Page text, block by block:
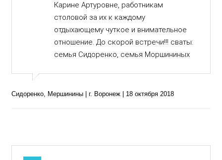
Карине Артуровне, работникам
столовой за их к каждому
отдыхающему чуткое и внимательное
отношение. До скорой встречи!!! сваты:
семья Сидоренко, семья Моршининых
Сидоренко, Мершинины | г. Воронеж | 18 октября 2018